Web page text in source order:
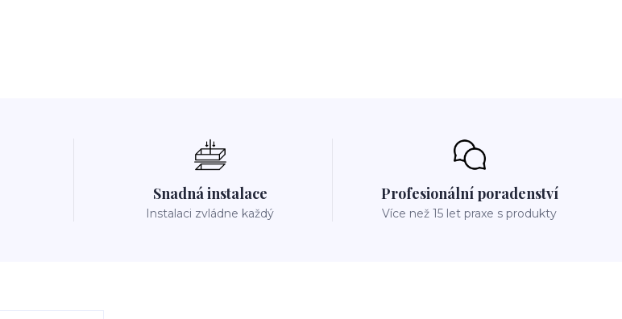
Snadná instalace
Instalaci zvládne každý
Profesionální poradenství
Více než 15 let praxe s produkty